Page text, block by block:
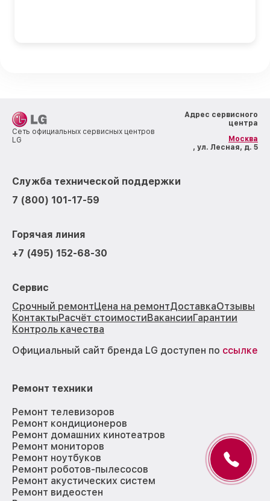
Сеть официальных сервисных центров
LG
Адрес сервисного
центра
Москва
, ул. Лесная, д. 5
Служба технической поддержки
7 (800) 101-17-59
Горячая линия
+7 (495) 152-68-30
Сервис
Срочный ремонтЦена на ремонтДоставкаОтзывы
КонтактыРасчёт стоимостиВакансииГарантии
Контроль качества
Официальный сайт бренда LG доступен по ссылке
Ремонт техники
Ремонт телевизоров
Ремонт кондиционеров
Ремонт домашних кинотеатров
Ремонт мониторов
Ремонт ноутбуков
Ремонт роботов-пылесосов
Ремонт акустических систем
Ремонт видеостен